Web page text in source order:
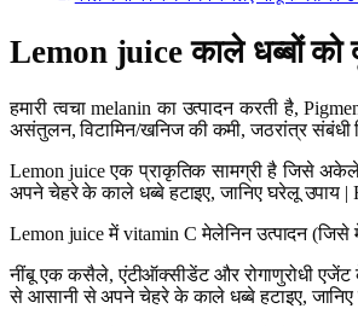
Lemon juiceकाले धब्बों
हमारी त्वचा melanin का उत्पादन करती है,
असंतुलन, विटामिन/खनिज की कमी, जठरांत्र
Lemon juice एक प्राकृतिक सामग्री है जिसे
अपने चेहरे के काले धब्बे हटाइए, जानिए घरेलू उपाय
Lemon juice में vitamin C मेलेनिन उत्पादन
नींबू एक कसैले, एंटीऑक्सीडेंट और रोगाणुरोधी एजेंट
से आसानी से अपने चेहरे के काले धब्बे हटाइए,